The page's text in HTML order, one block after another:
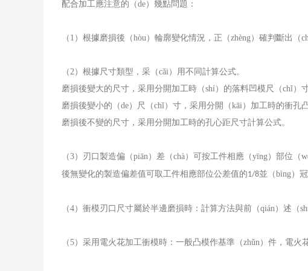
配合加工應注意的（de）幾點問題：
（ 1 ）根據磨損後（hòu）輪廓變化情況，正（zhèng）確判斷出（
（2）根據尺寸類型，采（cǎi）用不同計算公式。
磨損後變大的尺寸，采用分開加工時（shí）的落料凹模尺（chǐ）
磨損後變小的（de）尺（chǐ）寸，采用分開（kāi）加工時的衝孔
磨損後不變的尺寸，采用分開加工時的孔心距尺寸計算公式。
（3）刃口製造偏（piān）差（chà）可按工件相應（yīng）部位（
後無變化的製造偏差值可取工件相應部位公差值的1/8並（bìng）
（4）衝模刃口尺寸屬於半邊磨損時：計算方法與前（qián）述（
（ 5）采用電火花加工衝模時：一般凸模作基準（zhǔn）件，電火